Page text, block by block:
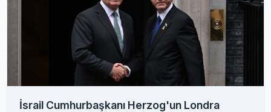
İsrail Cumhurbaşkanı Herzog'un Londra